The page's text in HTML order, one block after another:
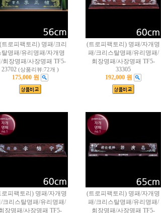
로피팩토리) 명패/크리
탈명패/유리명패/자개명
회장명패/사장명패 TF5-
23702 (상품리뷰:72개 )
175,000 원
(트로피팩토리) 명패/자개명
패/크리스탈명패/유리명패/
회장명패/사장명패 TF5-
33305
192,000 원
로피팩토리) 명패/자개명
크리스탈명패/유리명패/
장명패/사장명패 TF5-
(트로피팩토리) 명패/자개명
패/크리스탈명패/유리명패/
회장명패/사장명패 TF5-